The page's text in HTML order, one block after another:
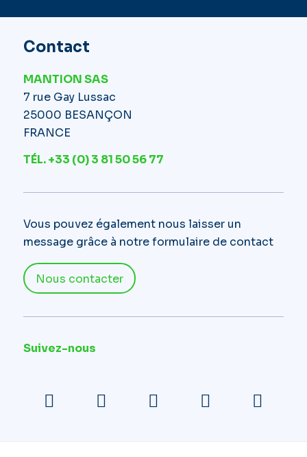
Contact
MANTION SAS
7 rue Gay Lussac
25000 BESANÇON
FRANCE
TÉL. +33 (0) 3 81 50 56 77
Vous pouvez également nous laisser un
message grâce à notre formulaire de contact
Nous contacter
Suivez-nous